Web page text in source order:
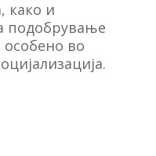
како и
подобрување
во